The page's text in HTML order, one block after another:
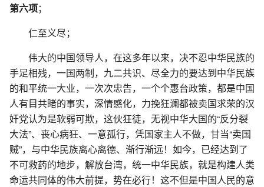
第六项；
仁至义尽；
伟大的中国领导人，在这多年以来，决不忍中华民族的
手足相残，一国两制，九二共识、尽全力的要达到中华民族
的和平统一大业，一次次忠告，一个个惠台政策，都是中国
人有目共睹的事实，深情感化，力挽狂澜都被卖国求荣的汉
奸党认为是软弱可欺，这伙狂徒，无视中华大国的“反分裂
大法”、丧心病狂、一意孤行，凭国家主人不做，甘当“卖国
贼”，与中华民族离心离德、渐行渐远！如今，已经达到了
不可救药的地步，解放台湾，统一中华民族，就是构建人类
命运共同体的伟大前提，势在必行！这不但是中国人民的意